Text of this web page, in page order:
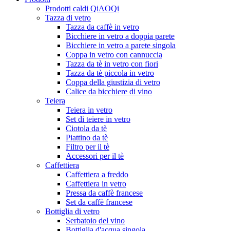
Prodotti caldi QiAOQi
Tazza di vetro
Tazza da caffè in vetro
Bicchiere in vetro a doppia parete
Bicchiere in vetro a parete singola
Coppa in vetro con cannuccia
Tazza da tè in vetro con fiori
Tazza da tè piccola in vetro
Coppa della giustizia di vetro
Calice da bicchiere di vino
Teiera
Teiera in vetro
Set di teiere in vetro
Ciotola da tè
Piattino da tè
Filtro per il tè
Accessori per il tè
Caffettiera
Caffettiera a freddo
Caffettiera in vetro
Pressa da caffè francese
Set da caffè francese
Bottiglia di vetro
Serbatoio del vino